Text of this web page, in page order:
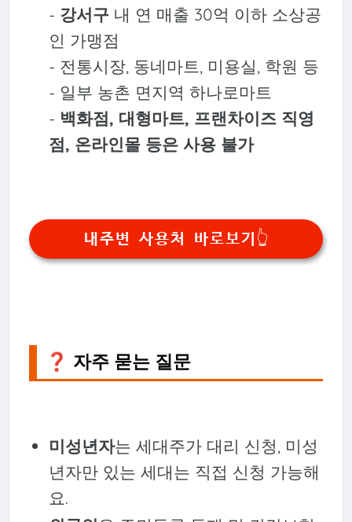
- 강서구내 연 매출 30억 이하 소상공
인 가맹점
- 전통시장, 동네마트, 미용실, 학원 등
- 일부 농촌 면지역 하나로마트
- 백화점, 대형마트, 프랜차이즈 직영
점, 온라인몰 등은 사용 불가
내주변 사용처 바로보기👆️
❓ 자주 묻는 질문
미성년자는 세대주가 대리 신청, 미성
년자만 있는 세대는 직접 신청 가능해
요.